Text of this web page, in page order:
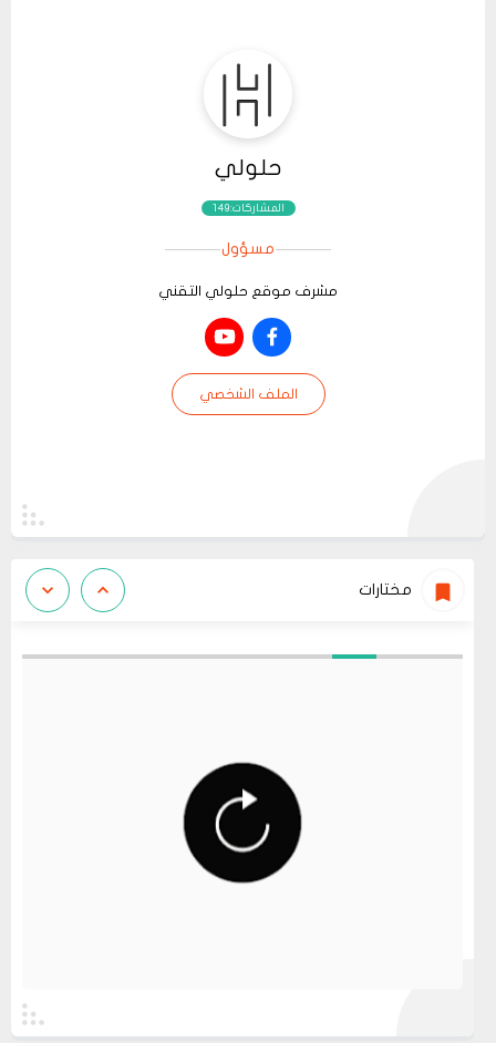
حلولي
المشاركات:149
مسؤول
مشرف موقع حلولي التقني
الملف الشخصي
مختارات